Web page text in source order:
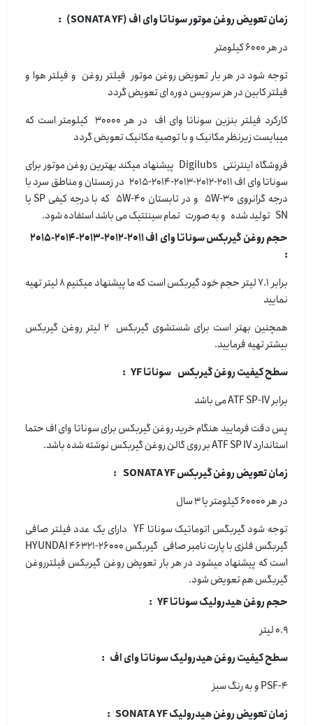
زمان تعویض روغن موتور سوناتا وای اف (SONATA YF) :
در هر 6000 کیلومتر
توجه شود در هر بار تعویض روغن موتور فیلتر روغن و فیلتر هوا و
فیلتر کابین در هر سرویس دوره ای تعویض گردد
کارکرد فیلتر بنزین سوناتا وای اف در هر 30000 کیلومتر است که
میبایست زیرنظر مکانیک و با توصیه مکانیک تعویض گردد
فروشگاه اینترنتی Digilubs پیشنهاد میکند بهترین روغن موتور برای
سوناتا وای اف 2011-2012-2013-2014-2015 در زمستان و مناطق سرد با
درجه گرانروی 5W-30 و در تابستان 5W-40 که با درجه کیفی SP یا
SN تولید شده و به صورت تمام سینتتیک می باشد استفاده شود.
:
برابر 7.1 لیتر حجم خود گیربکس است که ما پیشنهاد میکنیم 8 لیتر تهیه
نمایید
همچنین بهتر است برای شستشوی گیربکس 2 لیتر روغن گیربکس
بیشتر تهیه فرمایید.
سطح کیفیت روغن گیربکس سوناتا YF :
برابر ATF SP-IV می باشد
پس دقت فرمایید هنگام خرید روغن گیربکس برای سوناتا وای اف حتما
استاندارد ATF SP IV بر روی گالن روغن گیربکس نوشته شده باشد.
زمان تعویض روغن گیربکس SONATA YF :
در هر 60000 کیلومتر یا 3 سال
توجه شود گیربگس اتوماتیک سوناتا YF دارای یک عدد فیلتر صافی
گیربگس فلزی با پارت نامبر صافی گیربگس HYUNDAI 46321-26000
است که پیشنهاد میشود در هر بار تعویض روغن گیربکس فیلترروغن
گیربگس هم تعویض شود.
حجم روغن هیدرولیک سوناتا YF :
0.9 لیتر
سطح کیفیت روغن هیدرولیک سوناتا وای اف :
PSF-4 و به رنگ سبز
زمان تعویض روغن هیدرولیک SONATA YF :